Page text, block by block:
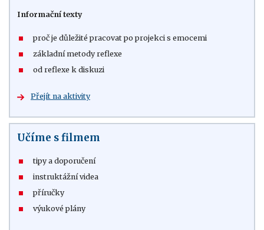
Informační texty
proč je důležité pracovat po projekci s emocemi
základní metody reflexe
od reflexe k diskuzi
Přejít na aktivity
Učíme s filmem
tipy a doporučení
instruktážní videa
příručky
výukové plány